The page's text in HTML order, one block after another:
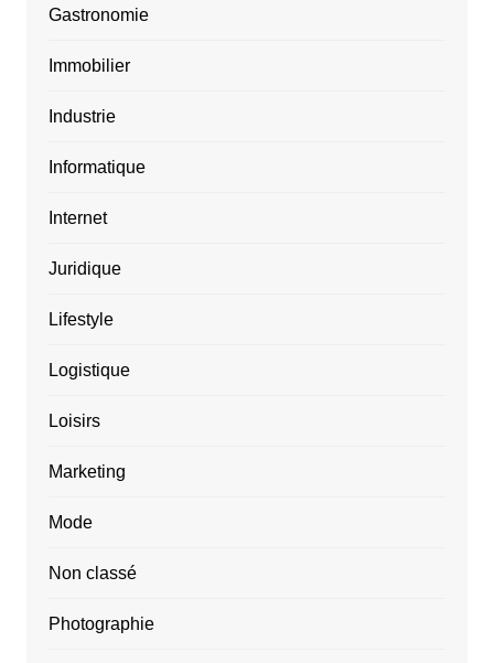
Gastronomie
Immobilier
Industrie
Informatique
Internet
Juridique
Lifestyle
Logistique
Loisirs
Marketing
Mode
Non classé
Photographie